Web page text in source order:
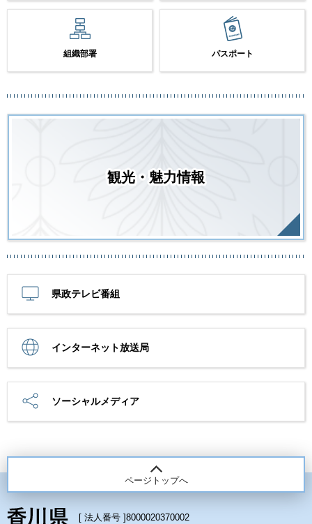
組織部署 パスポート
観光・魅力情報
県政テレビ番組
インターネット放送局
ソーシャルメディア
ページトップへ
[ 法人番号 ]8000020370002